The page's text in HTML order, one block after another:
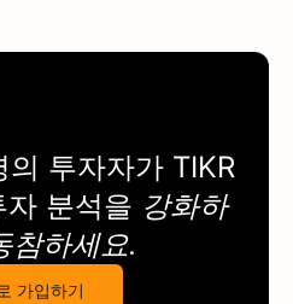
의 투자자가 TIKR
분석을 강화하
참하세요.
가입하기